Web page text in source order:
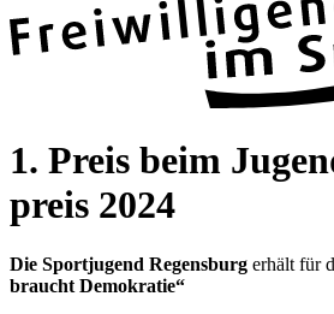
1. Preis beim
preis 2024
Die Sport­ju­gend Regens­burg erhält für
braucht Demo­kra­tie“